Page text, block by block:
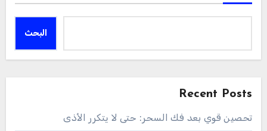
البحث
Recent Posts
تحصين قوي بعد فك السحر: حتى لا يتكرر الأذى